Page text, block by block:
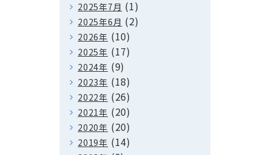
2025年7月 (1)
2025年6月 (2)
2026年 (10)
2025年 (17)
2024年 (9)
2023年 (18)
2022年 (26)
2021年 (20)
2020年 (20)
2019年 (14)